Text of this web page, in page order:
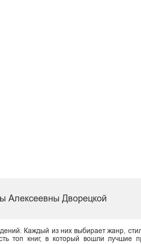
Алексеевны Дворецкой
Каждый из них выбирает жанр,
топ книг, в который вошли лучшие